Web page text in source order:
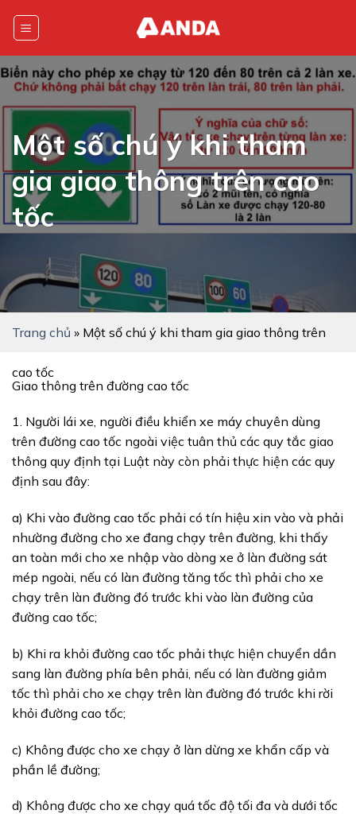
Một số chú ý khi tham
gia giao thông trên cao
tốc
Trang chủ » Một số chú ý khi tham gia giao thông trên
cao tốc
Giao thông trên đường cao tốc
1. Người lái xe, người điều khiển xe máy chuyên dùng
trên đường cao tốc ngoài việc tuân thủ các quy tắc giao
thông quy định tại Luật này còn phải thực hiện các quy
định sau đây:
a) Khi vào đường cao tốc phải có tín hiệu xin vào và phải
nhường đường cho xe đang chạy trên đường, khi thấy
an toàn mới cho xe nhập vào dòng xe ở làn đường sát
mép ngoài, nếu có làn đường tăng tốc thì phải cho xe
chạy trên làn đường đó trước khi vào làn đường của
đường cao tốc;
b) Khi ra khỏi đường cao tốc phải thực hiện chuyển dần
sang làn đường phía bên phải, nếu có làn đường giảm
tốc thì phải cho xe chạy trên làn đường đó trước khi rời
khỏi đường cao tốc;
c) Không được cho xe chạy ở làn dừng xe khẩn cấp và
phần lề đường;
d) Không được cho xe chạy quá tốc độ tối đa và dưới tốc